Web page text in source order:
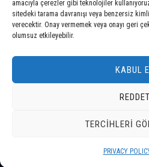
amacıyla çerezler gibi teknolojiler
sitedeki tarama davranışı veya benzersiz
verecektir. Onay vermemek veya onayı geri
olumsuz etkileyebilir.
KABUL
REDDET
TERCIHLERI
PRIVACY